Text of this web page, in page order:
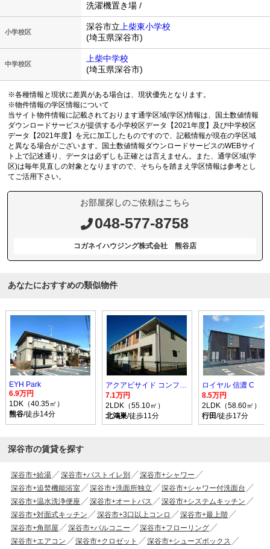
洗濯機置き場 /
小学校区
深谷市立 上柴東小学校
(埼玉県深谷市)
中学校区
上柴中学校
(埼玉県深谷市)
※各種情報と現状に差異がある場合は、現状優先となります。
※物件情報の学区情報について
当サイト物件情報に記載されております通学区域(学区)情報は、国土数値情報
ダウンロードサービスが提供する小学校区データ【2021年度】及び中学校区
データ【2021年度】を元に加工したものですので、記載情報が現在の学区域
と異なる場合がございます。国土数値情報ダウンロードサービスのWEBサイ
ト上で記述通り、データは必ずしも正確とは言えません。また、通学区域(学
区)は毎年見直しの対象となりますので、そちらを踏まえ学区情報は参考とし
てご活用下さい。
お部屋探しのご依頼はこちら
048-577-8758
コガネイハウジング株式会社 熊谷店
あなたにおすすめの類似物件
EYH Park
6.9万円
1DK（40.35㎡）
熊谷/徒歩14分
アクアビサイド コンフォルト I
7.1万円
2LDK（55.10㎡）
北鴻巣/徒歩11分
ロイヤル 信濃 C
8.5万円
2LDK（58.60㎡）
行田/徒歩17分
深谷市の賃貸を探す
深谷市+給湯 深谷市+バストイレ別
深谷市+シャワー
深谷市+追焚機能浴室
深谷市+洗面所独立
深谷市+シャワー付洗面台
深谷市+温水洗浄便座
深谷市+オートバス
深谷市+システムキッチン
深谷市+対面式キッチン
深谷市+3口以上コンロ
深谷市+最上階
深谷市+角部屋
深谷市+バルコニー
深谷市+フローリング
深谷市+エアコン
深谷市+クロゼット
深谷市+シューズボックス